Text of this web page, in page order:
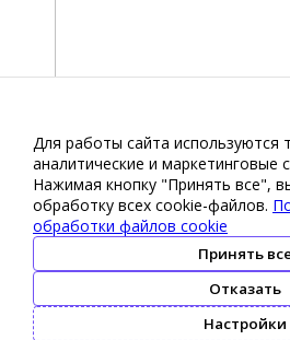
Для работы сайта используются
аналитические и маркетинговые
Нажимая кнопку "Принять все",
обработку всех cookie-файлов.
обработки файлов cookie
Принять
Отказать
Настройки